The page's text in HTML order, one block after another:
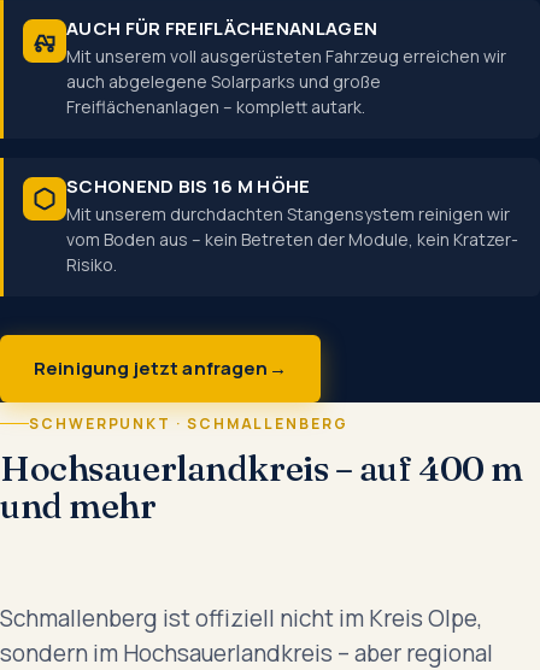
AUCH FÜR FREIFLÄCHEN­ANLAGEN
Mit unserem voll ausgerüsteten Fahrzeug erreichen wir
auch abgelegene Solarparks und große
Freiflächenanlagen – komplett autark.
SCHONEND BIS 16 M HÖHE
Mit unserem durchdachten Stangensystem reinigen wir
vom Boden aus – kein Betreten der Module, kein Kratzer-
Risiko.
Reinigung jetzt anfragen
SCHWERPUNKT · SCHMALLENBERG
Hochsauerlandkreis – auf 400 m
und mehr
Schmallenberg ist offiziell nicht im Kreis Olpe,
sondern im Hochsauerlandkreis – aber regional